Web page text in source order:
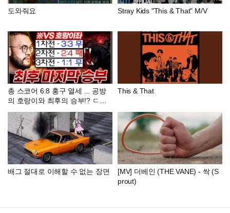
도와줘요 Stray Kids "This & That" M/V
총 스코어 6:8 홍구 열세 ... 공방
의 호랑이와 최후의 승부!? ㄷㄷ
ㄷ
This & That
배그 절대로 이해할 수 없는 장면
[MV] 더베인 (THE VANE) - 싹 (S
prout)